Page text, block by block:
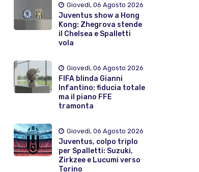
Giovedì, 06 Agosto 2026
Juventus show a Hong
Kong: Zhegrova stende
il Chelsea e Spalletti
vola
Giovedì, 06 Agosto 2026
FIFA blinda Gianni
Infantino: fiducia totale
ma il piano FFE
tramonta
Giovedì, 06 Agosto 2026
Juventus, colpo triplo
per Spalletti: Suzuki,
Zirkzee e Lucumi verso
Torino